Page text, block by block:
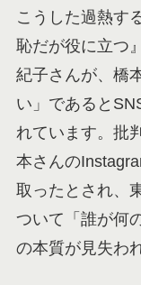
こうした過熱す
恥だが役に立つ
紀子さんが、橋
い」であると
れています。批
本さんの
取ったとされ、
ついて「誰が何
の本質が見失わ